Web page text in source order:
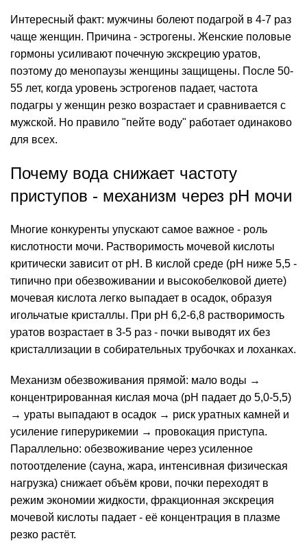
Интересный факт: мужчины болеют подагрой в 4-7 раз
чаще женщин. Причина - эстрогены. Женские половые
гормоны усиливают почечную экскрецию уратов,
поэтому до менопаузы женщины защищены. После 50-
55 лет, когда уровень эстрогенов падает, частота
подагры у женщин резко возрастает и сравнивается с
мужской. Но правило "пейте воду" работает одинаково
для всех.
Почему вода снижает частоту
приступов - механизм через pH мочи
Многие конкуренты упускают самое важное - роль
кислотности мочи. Растворимость мочевой кислоты
критически зависит от pH. В кислой среде (pH ниже 5,5 -
типично при обезвоживании и высокобелковой диете)
мочевая кислота легко выпадает в осадок, образуя
игольчатые кристаллы. При pH 6,2-6,8 растворимость
уратов возрастает в 3-5 раз - почки выводят их без
кристаллизации в собирательных трубочках и лоханках.
Механизм обезвоживания прямой: мало воды →
концентрированная кислая моча (pH падает до 5,0-5,5)
→ ураты выпадают в осадок → риск уратных камней и
усиление гиперурикемии → провокация приступа.
Параллельно: обезвоживание через усиленное
потоотделение (сауна, жара, интенсивная физическая
нагрузка) снижает объём крови, почки переходят в
режим экономии жидкости, фракционная экскреция
мочевой кислоты падает - её концентрация в плазме
резко растёт.